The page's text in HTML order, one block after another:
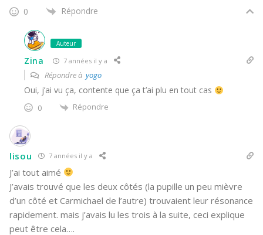
0 Répondre
Auteur
Zina 7 années il y a
Répondre à yogo
Oui, j’ai vu ça, contente que ça t’ai plu en tout cas
0 Répondre
lisou 7 années il y a
J’ai tout aimé
J’avais trouvé que les deux côtés (la pupille un peu mièvre
d’un côté et Carmichael de l’autre) trouvaient leur résonance
rapidement. mais j’avais lu les trois à la suite, ceci explique
peut être cela….